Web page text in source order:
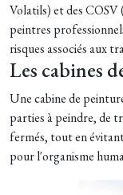
Volatils) et des COSV
peintres
risques associés aux
Les cabines
Une cabine de
parties à peindre, de
fermés, tout en
pour l'organisme